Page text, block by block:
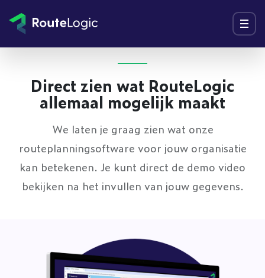
Menu
Direct zien wat RouteLogic
allemaal mogelijk maakt
We laten je graag zien wat onze
routeplanningsoftware voor jouw organisatie
kan betekenen. Je kunt direct de demo video
bekijken na het invullen van jouw gegevens.